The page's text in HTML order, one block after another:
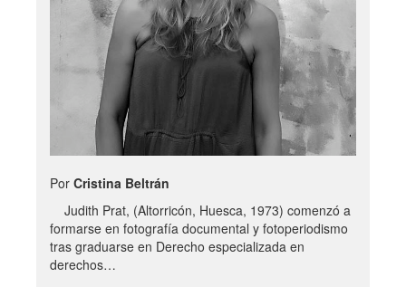
Por Cristina Beltrán
Judith Prat, (Altorricón, Huesca, 1973) comenzó a
formarse en fotografía documental y fotoperiodismo
tras graduarse en Derecho especializada en
derechos…